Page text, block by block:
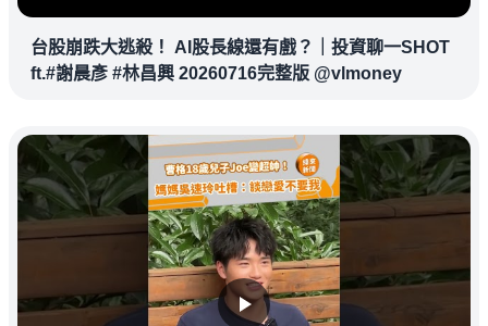
台股崩跌大逃殺！ AI股長線還有戲？｜投資聊一SHOT
ft.#謝晨彥 #林昌興 20260716完整版 @vlmoney